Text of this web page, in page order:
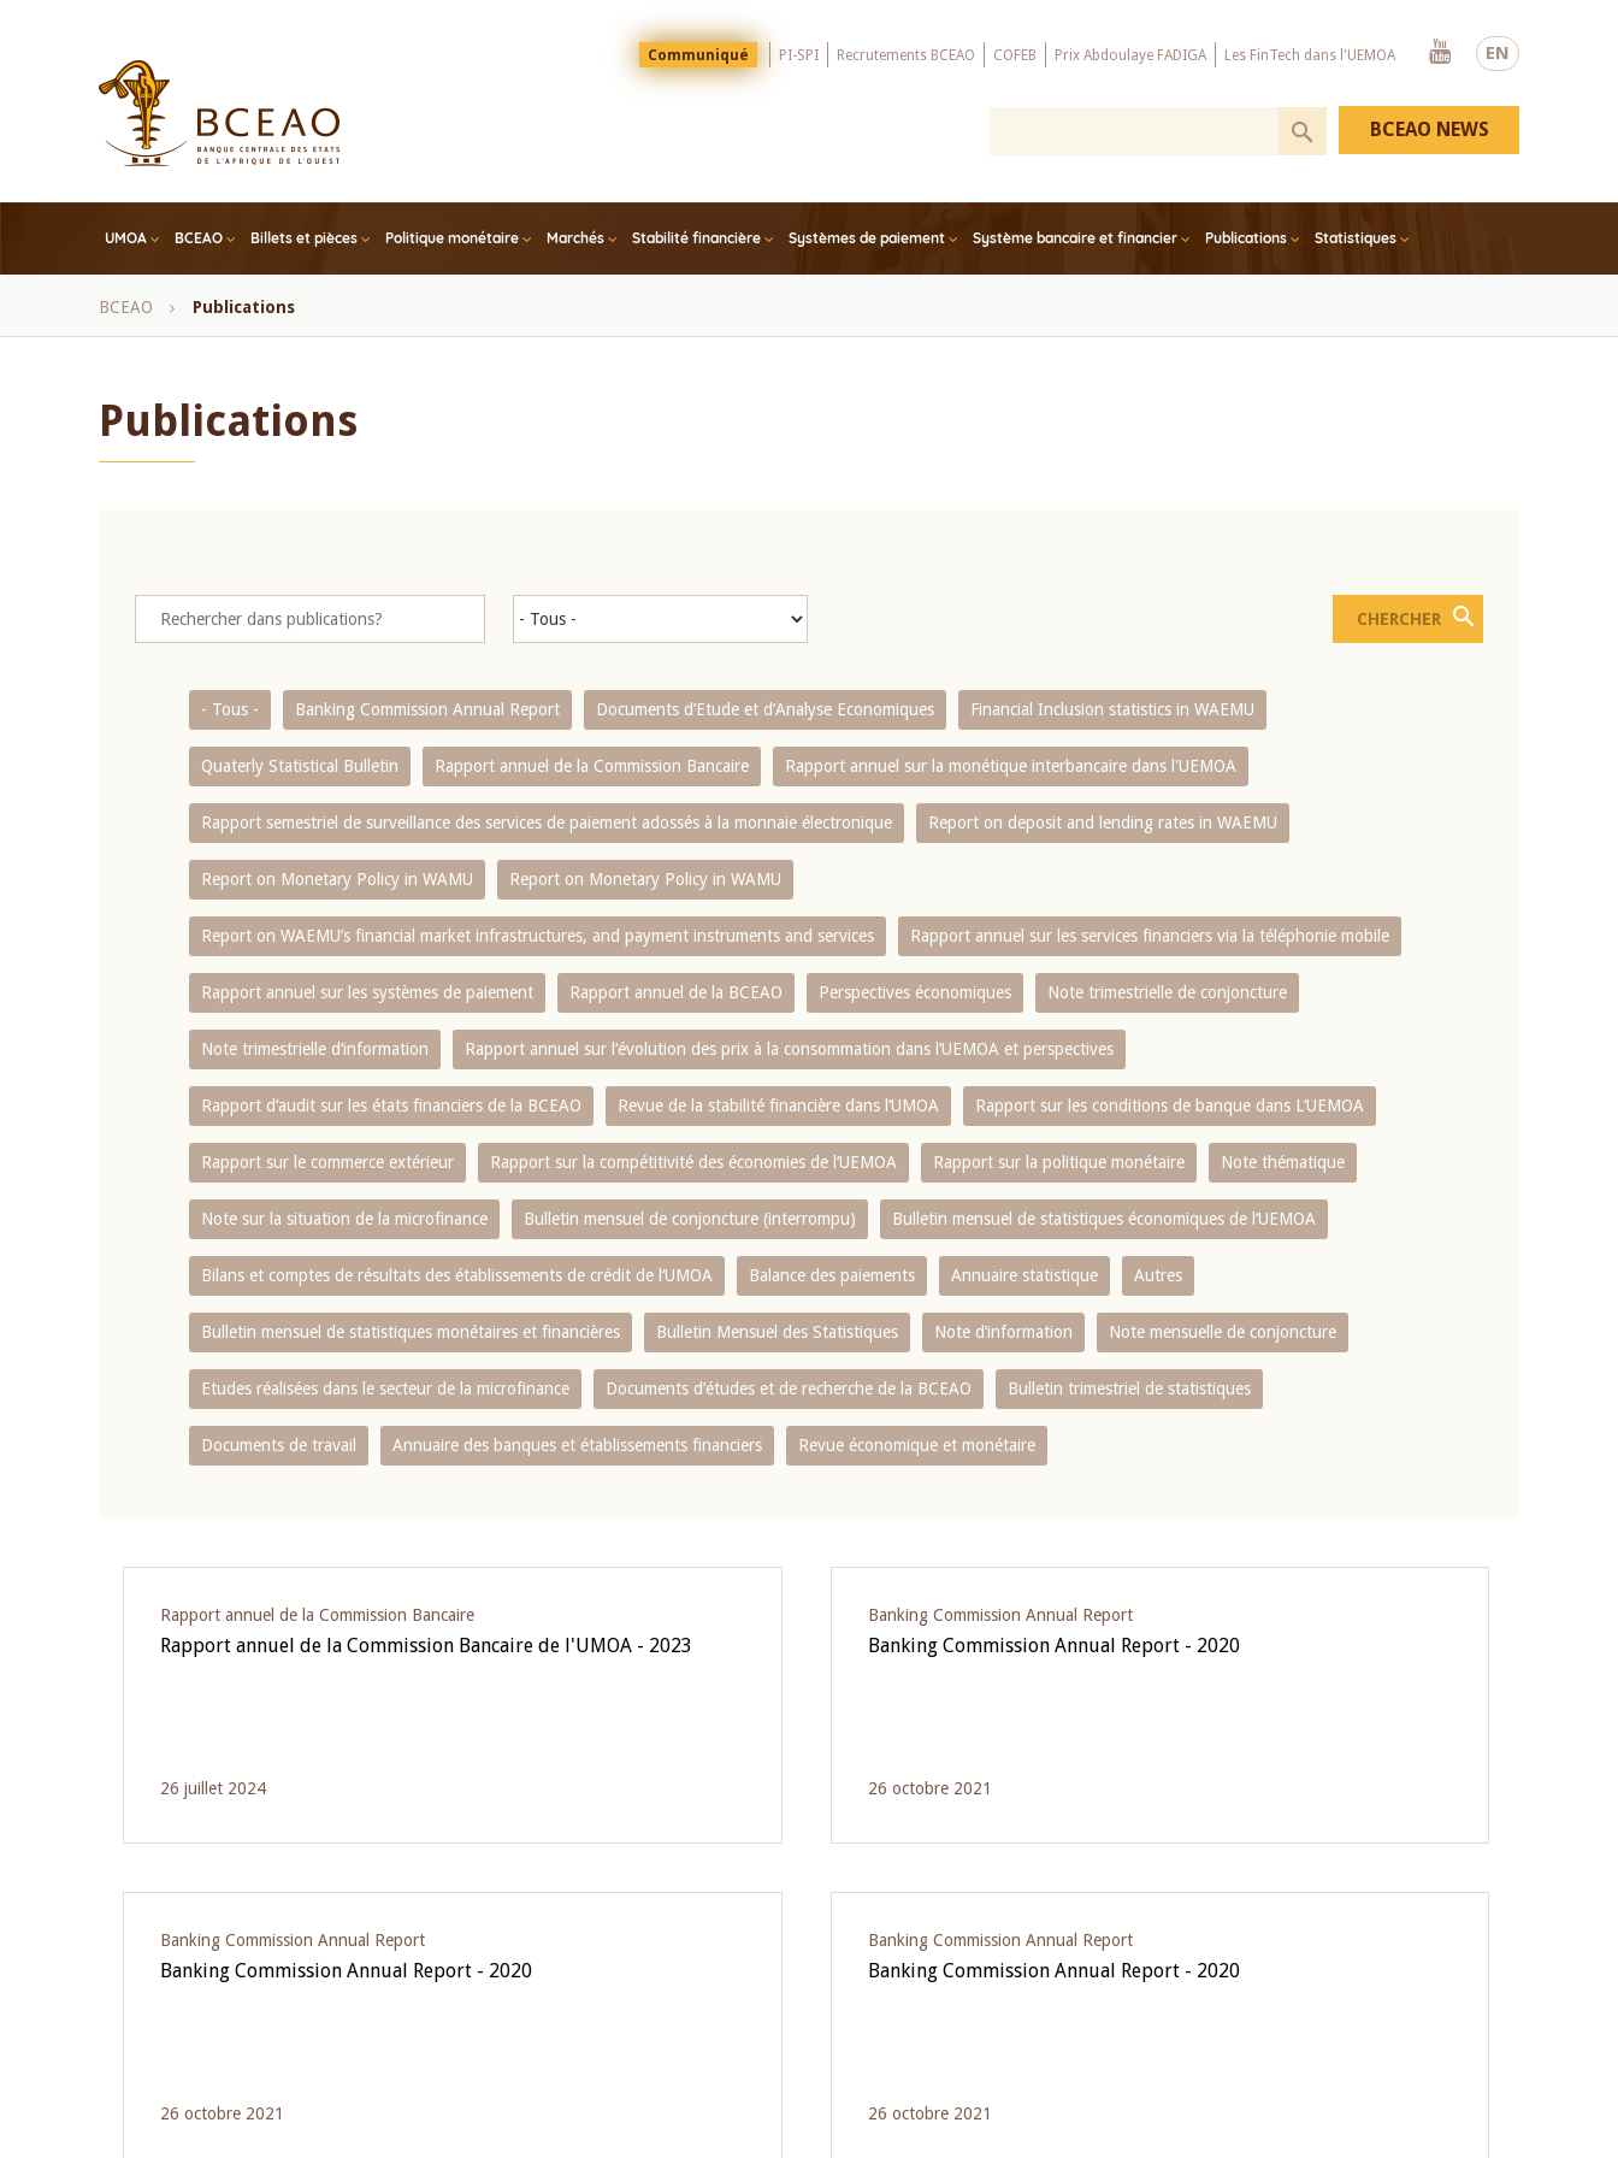
EN
Menu
Top
Communiqué PI-SPI Recrutements BCEAO COFEB Prix Abdoulaye FADIGA Les FinTech dans l'UEMOA
Youtube
UMOA BCEAO Billets et pièces Politique monétaire Marchés Stabilité financière Systèmes de paiement Système bancaire et financier Publications Statistiques
BCEAO NEWS
Fil
BCEAO Publications
Publications
- Tous - Banking Commission Annual Report Documents d’Etude et d’Analyse Economiques Financial Inclusion statistics in WAEMU
Quaterly Statistical Bulletin Rapport annuel de la Commission Bancaire Rapport annuel sur la monétique interbancaire dans l'UEMOA
Rapport semestriel de surveillance des services de paiement adossés à la monnaie électronique Report on deposit and lending rates in WAEMU
Report on Monetary Policy in WAMU Report on Monetary Policy in WAMU
Report on WAEMU’s financial market infrastructures, and payment instruments and services Rapport annuel sur les services financiers via la téléphonie mobile
Rapport annuel sur les systèmes de paiement Rapport annuel de la BCEAO Perspectives économiques Note trimestrielle de conjoncture
Note trimestrielle d‘information Rapport annuel sur l‘évolution des prix à la consommation dans l‘UEMOA et perspectives
Rapport d‘audit sur les états financiers de la BCEAO Revue de la stabilité financière dans l‘UMOA Rapport sur les conditions de banque dans L‘UEMOA
Rapport sur le commerce extérieur Rapport sur la compétitivité des économies de l‘UEMOA Rapport sur la politique monétaire Note thématique
Note sur la situation de la microfinance Bulletin mensuel de conjoncture (interrompu) Bulletin mensuel de statistiques économiques de l‘UEMOA
Bilans et comptes de résultats des établissements de crédit de l‘UMOA Balance des paiements Annuaire statistique Autres
Bulletin mensuel de statistiques monétaires et financières Bulletin Mensuel des Statistiques Note d’information Note mensuelle de conjoncture
Etudes réalisées dans le secteur de la microfinance Documents d’études et de recherche de la BCEAO Bulletin trimestriel de statistiques
Documents de travail Annuaire des banques et établissements financiers Revue économique et monétaire
Rapport annuel de la Commission Bancaire
Rapport annuel de la Commission Bancaire de l'UMOA - 2023
26 juillet 2024
Banking Commission Annual Report
Banking Commission Annual Report - 2020
26 octobre 2021
Banking Commission Annual Report
Banking Commission Annual Report - 2020
26 octobre 2021
Banking Commission Annual Report
Banking Commission Annual Report - 2020
26 octobre 2021